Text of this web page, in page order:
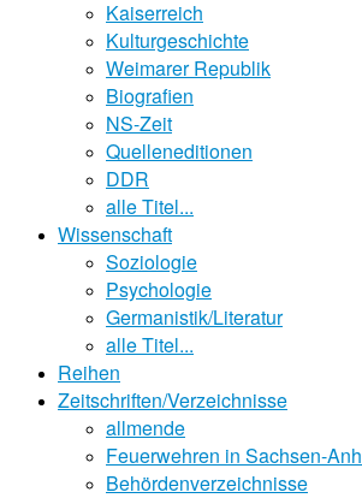
Kaiserreich
Kulturgeschichte
Weimarer Republik
Biografien
NS-Zeit
Quelleneditionen
DDR
alle Titel...
Wissenschaft
Soziologie
Psychologie
Germanistik/Literatur
alle Titel...
Reihen
Zeitschriften/Verzeichnisse
allmende
Feuerwehren in Sachsen-
Behördenverzeichnisse